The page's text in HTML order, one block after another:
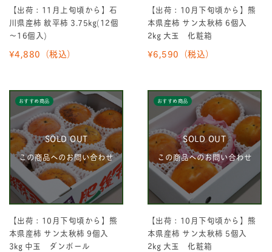
【出荷：11月上旬頃から】石
川県産柿 紋平柿 3.75kg(12個
～16個入)
¥4,880 （税込）
【出荷：10月下旬頃から】熊
本県産柿 サン太秋柿 6個入
2kg 大玉 化粧箱
¥6,590 （税込）
おすすめ商品
SOLD OUT
この商品へのお問い合わせ
【出荷：10月下旬頃から】熊
本県産柿 サン太秋柿 9個入
3kg 中玉 ダンボール
おすすめ商品
SOLD OUT
この商品へのお問い合わせ
【出荷：10月下旬頃から】熊
本県産柿 サン太秋柿 5個入
2kg 大玉 化粧箱